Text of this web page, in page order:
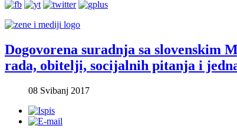
Dogovorena suradnja sa slovenskim
rada, obitelji, socijalnih pitanja i
08 Svibanj 2017